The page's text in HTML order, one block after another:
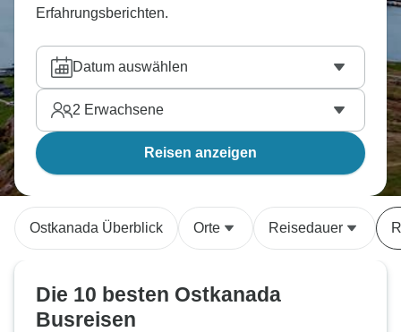
Erfahrungsberichten.
Datum auswählen
2 Erwachsene
Reisen anzeigen
Ostkanada Überblick Orte Reisedauer
Die 10 besten Ostkanada
Busreisen